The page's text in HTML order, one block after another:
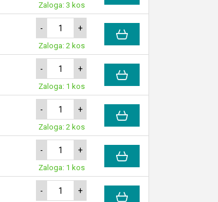
Zaloga: 3 kos
- +
Zaloga: 2 kos
- +
Zaloga: 1 kos
- +
Zaloga: 2 kos
- +
Zaloga: 1 kos
- +